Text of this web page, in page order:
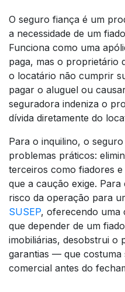
O seguro fiança é um
a necessidade de um
Funciona como uma
paga, mas o proprietário
o locatário não cumprir
pagar o aluguel ou
seguradora indeniza o
dívida diretamente do
Para o inquilino, o
problemas práticos:
terceiros como fiadores
que a caução exige.
risco da operação para
SUSEP, oferecendo uma
que depender de um
imobiliárias, desobstrui o
garantias — que costuma
comercial antes do